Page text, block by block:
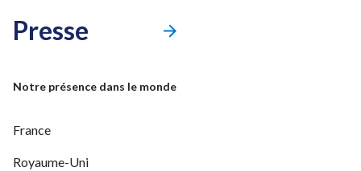
Presse
Notre présence dans le monde
France
Royaume-Uni